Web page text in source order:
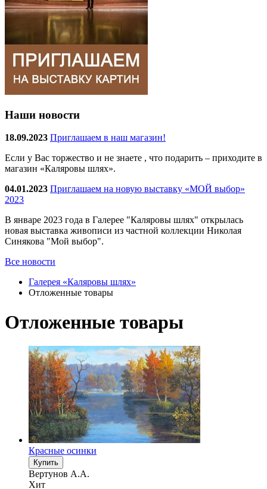
Наши новости
18.09.2023 Приглашаем в наш магазин!
Если у Вас торжество и не знаете , что подарить – приходите в
магазин «Каляровы шлях».
04.01.2023 Приглашаем на новую выставку «МОЙ выбор»
2023
В январе 2023 года в Галерее "Каляровы шлях" открылась
новая выставка живописи из частной коллекции Николая
Синякова "Мой выбор".
Все новости
Галерея «Каляровы шлях»
Отложенные товары
Отложенные товары
Красные осинки
Купить
Вертунов А.А.
Хит